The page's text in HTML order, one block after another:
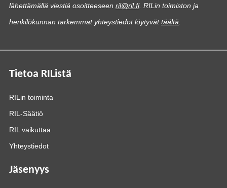
lähettämällä viestiä osoitteeseen ril@ril.fi. RILin toimiston ja
henkilökunnan tarkemmat yhteystiedot löytyvättäältä
Tietoa RIListä
RILin toiminta
RIL-Säätiö
RIL vaikuttaa
Yhteystiedot
Jäsenyys